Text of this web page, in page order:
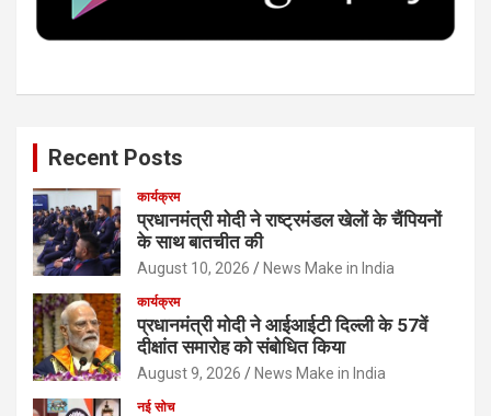
k n
Recent Posts
कार्यक्रम
प्रधानमंत्री मोदी ने राष्ट्रमंडल खेलों के चैंपियनों
के साथ बातचीत की
August 10, 2026 News Make in India
कार्यक्रम
प्रधानमंत्री मोदी ने आईआईटी दिल्ली के 57वें
दीक्षांत समारोह को संबोधित किया
August 9, 2026 News Make in India
नई सोच